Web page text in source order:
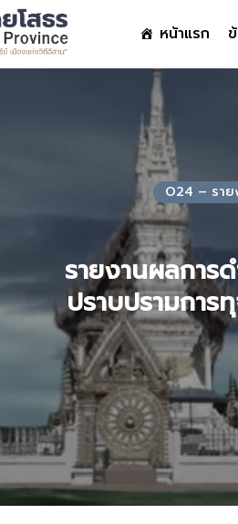
หน้าแรก
Search
for:
O24 – ราย
รายงานผลการ
ปราบปรามกา